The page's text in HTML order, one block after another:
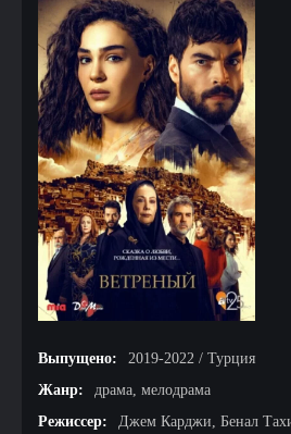
Выпущено:
2019-2022 / Турция
Жанр:
драма, мелодрама
Режиссер:
Джем Карджи, Бенал